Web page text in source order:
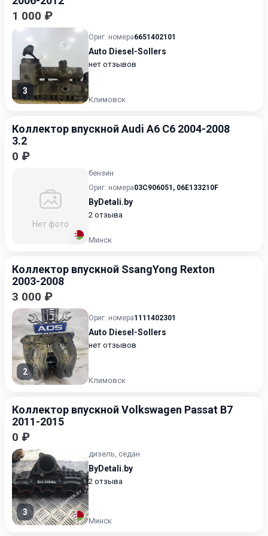
1 000 ₽
3
Ориг. номера6651402101
Auto Diesel-Sollers
нет отзывов
Климовск
Коллектор впускной Audi A6 С6 2004-2008
3.2
0 ₽
Нет фото
бензин
Ориг. номера03C906051 , 06E133210F
ByDetali.by
2 отзыва
Минск
Коллектор впускной SsangYong Rexton
2003-2008
3 000 ₽
2
Ориг. номера1111402301
Auto Diesel-Sollers
нет отзывов
Климовск
Коллектор впускной Volkswagen Passat B7
2011-2015
0 ₽
3
дизель, седан
ByDetali.by
2 отзыва
Минск